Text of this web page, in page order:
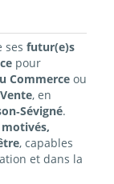
ses futur(e)s
pour
Commerceou
, en
.
motivés,
, capables
et dans la